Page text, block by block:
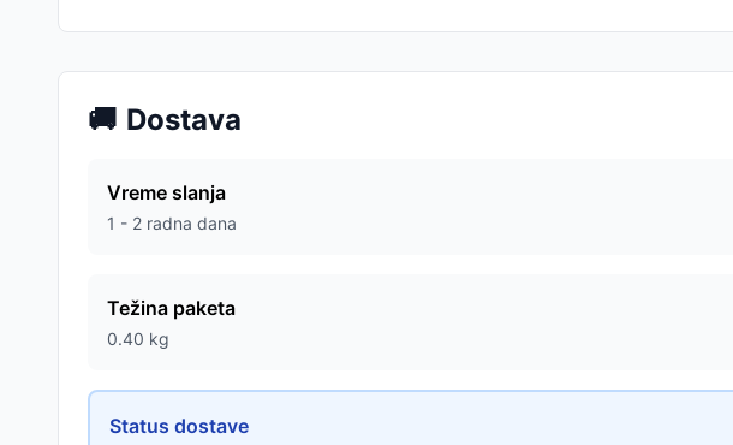
🚚 Dostava
Vreme slanja
1 - 2 radna dana
Težina paketa
0.40 kg
Status dostave